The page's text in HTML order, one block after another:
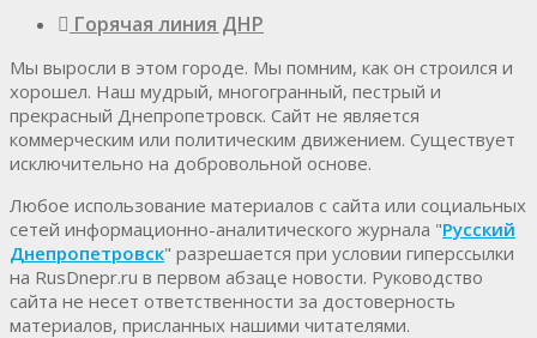
Горячая линия ДНР
Мы выросли в этом городе. Мы помним, как он строился и
хорошел. Наш мудрый, многогранный, пестрый и
прекрасный Днепропетровск. Cайт не является
коммерческим или политическим движением. Существует
исключительно на добровольной основе.
Любое использование материалов c сайта или социальных
сетей информационно-аналитического журнала "Русский
Днепропетровск" разрешается при условии гиперссылки
на RusDnepr.ru в первом абзаце новости. Руководство
сайта не несет ответственности за достоверность
материалов, присланных нашими читателями.